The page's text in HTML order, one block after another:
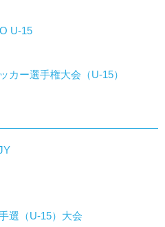
U-15
カー選手権大会（U-15）
選（U-15）大会